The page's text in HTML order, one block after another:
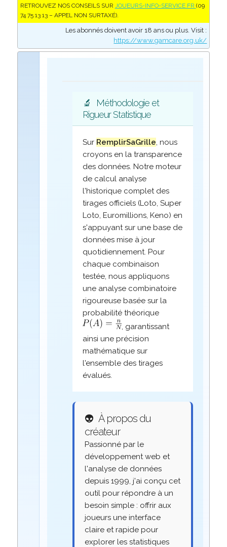
RETROUVEZ NOS CONSEILS SUR JOUEURS-INFO-SERVICE.FR (09
74 75 13 13 – APPEL NON SURTAXÉ).
Les abonnés doivent avoir 18 ans ou plus. Visit :
https://www.gamcare.org.uk/
🔬
Méthodologie et
Rigueur Statistique
Sur RemplirSaGrille, nous
croyons en la transparence
des données. Notre moteur
de calcul analyse
l'historique complet des
tirages officiels (Loto, Super
Loto, Euromillions, Keno) en
s'appuyant sur une base de
données mise à jour
quotidiennement. Pour
chaque combinaison
testée, nous appliquons
une analyse combinatoire
rigoureuse basée sur la
probabilité théorique
, garantissant
ainsi une précision
mathématique sur
l'ensemble des tirages
évalués.
👽 À propos du
créateur
Passionné par le
développement web et
l'analyse de données
depuis 1999, j'ai conçu cet
outil pour répondre à un
besoin simple : offrir aux
joueurs une interface
claire et rapide pour
explorer les statistiques